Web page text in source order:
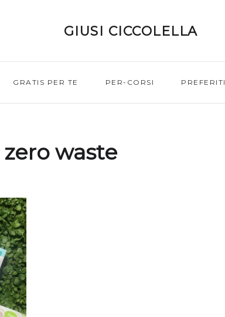
GIUSI CICCOLELLA
GRATIS PER TE PER-CORSI PREFERITI
zero waste